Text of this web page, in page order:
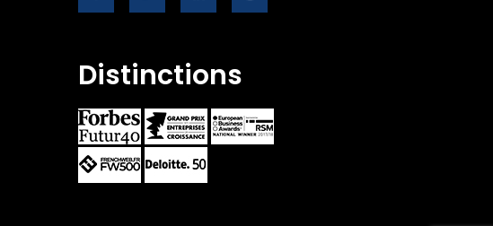
Distinctions